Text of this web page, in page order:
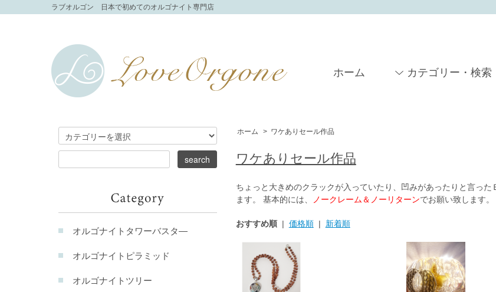
ラブオルゴン 日本で初めてのオルゴナイト専門店
ホーム カテゴリー・検索
ホーム > ワケありセール作品
ワケありセール作品
ちょっと大きめのクラックが入っていたり、凹みがあったりと言った
ます。 基本的には、
ノークレーム＆ノーリターンでお願い致します。
おすすめ順| 価格順| 新着順
オルゴナイトタワーバスタ―
オルゴナイトピラミッド
オルゴナイトツリー